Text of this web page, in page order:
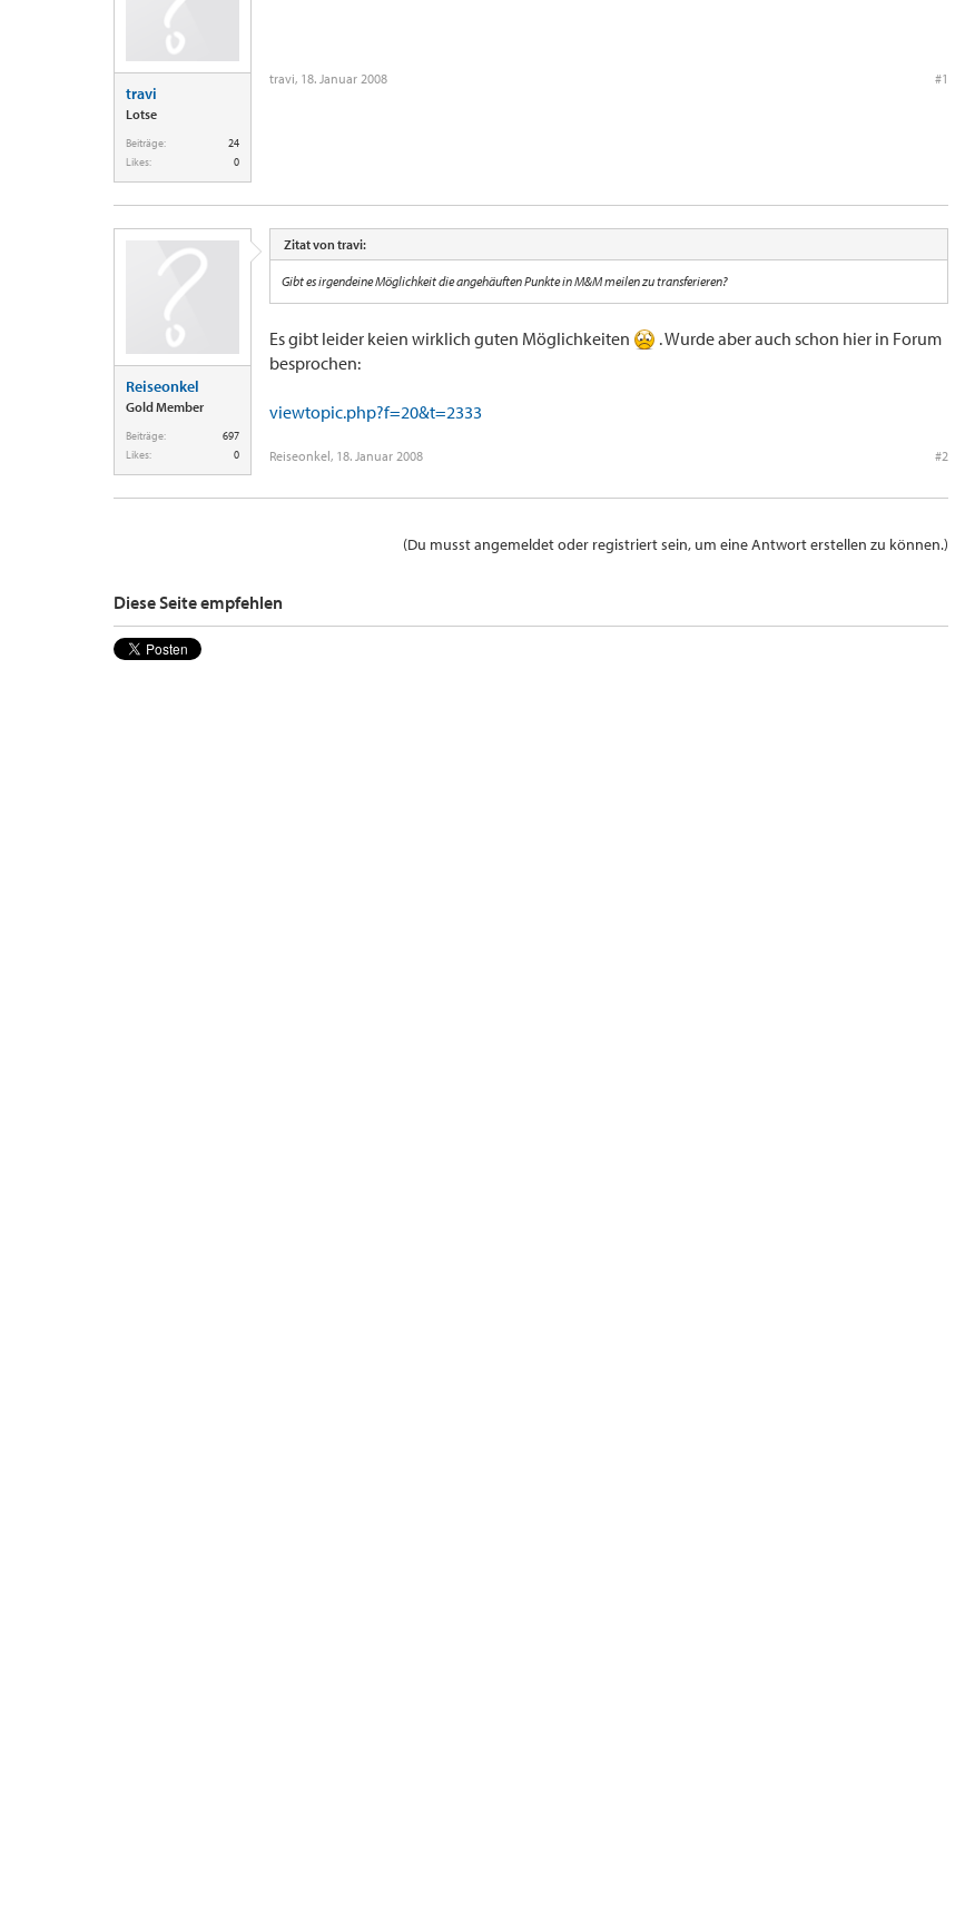
travi
Lotse
Beiträge:
24
Likes:
0
travi, 18. Januar 2008 #1
Reiseonkel
Gold Member
Beiträge:
697
Likes:
0
Zitat von travi:
Gibt es irgendeine Möglichkeit die angehäuften Punkte in M&M meilen zu transferieren?
Es gibt leider keien wirklich guten Möglichkeiten
. Wurde aber auch schon hier in Forum
besprochen:
viewtopic.php?f=20&t=2333
Reiseonkel, 18. Januar 2008 #2
(Du musst angemeldet oder registriert sein, um eine Antwort erstellen zu können.)
Diese Seite empfehlen